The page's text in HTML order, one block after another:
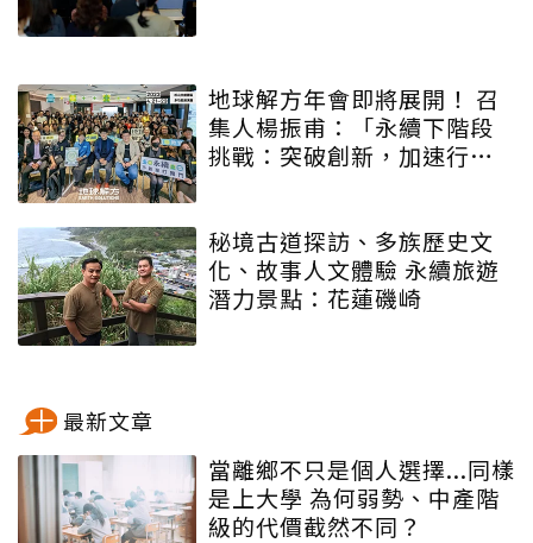
地球解方年會即將展開！ 召
集人楊振甫：「永續下階段
挑戰：突破創新，加速行
秘境古道探訪、多族歷史文
化、故事人文體驗 永續旅遊
潛力景點：花蓮磯崎
最新文章
當離鄉不只是個人選擇...同樣
是上大學 為何弱勢、中產階
級的代價截然不同？